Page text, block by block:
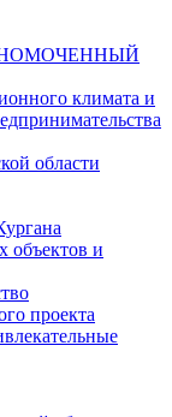
климата и
области
объектов и
проекта